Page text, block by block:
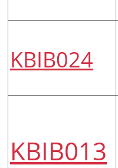
KBIB024
KBIB013